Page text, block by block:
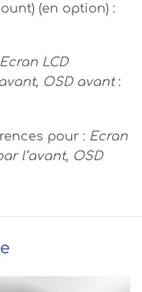
(en option) :
Ecran LCD
OSD avant:
pour : Ecran
l’avant, OSD